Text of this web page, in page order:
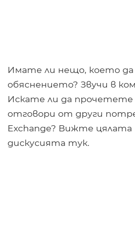
Имате ли нещо, което
обяснението? Звучи в
Искате ли да прочетете
отговори от други
Exchange? Вижте
дискусията тук.